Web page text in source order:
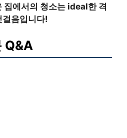
집에서의 청소는 ideal한 격
걸음입니다!
Q&A